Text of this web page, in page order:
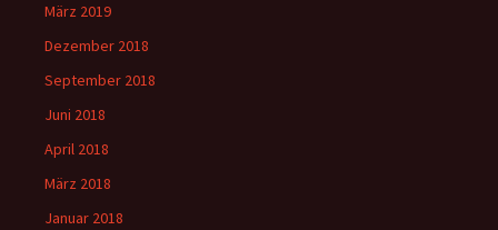
März 2019
Dezember 2018
September 2018
Juni 2018
April 2018
März 2018
Januar 2018